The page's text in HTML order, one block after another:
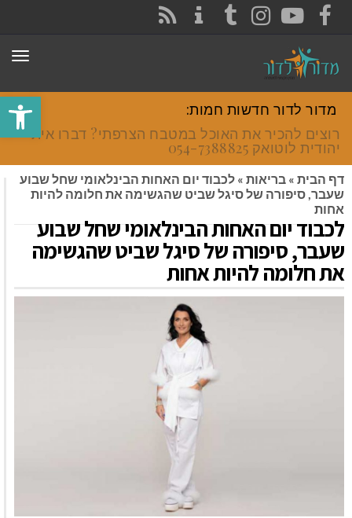
פתח
FACEBOOK
YOUTUBE
INSTAGRAM
TUMBLR
מדור לדור חדשות חמות:
רוצים להכיר את האוכל במטבח הצרפתי? דברו איתי
יהודית לוטואק 054-7388825.
דף הבית » בריאות » לכבוד יום האחות הבינלאומי שחל שבוע
שעבר, סיפורה של סיגל שביט שהגשימה את חלומה להיות
אחות
לכבוד יום האחות הבינלאומי שחל שבוע
שעבר, סיפורה של סיגל שביט שהגשימה
את חלומה להיות אחות